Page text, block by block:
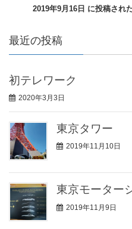
2019年9月16日 に投稿され
最近の投稿
初テレワーク
2020年3月3日
東京タワー
2019年11月10日
東京モーター
2019年11月9日